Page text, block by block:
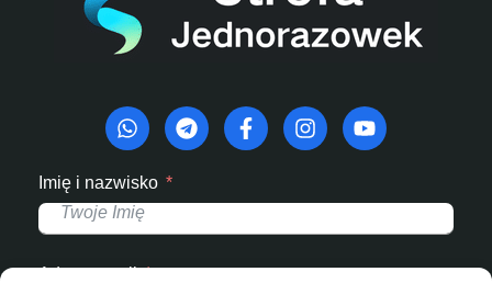
Imię i nazwisko
Adres e-mail